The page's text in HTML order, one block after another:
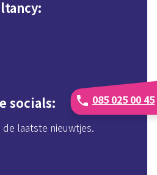
phone 085 025 00 45
socials
laatste nieuwtjes.